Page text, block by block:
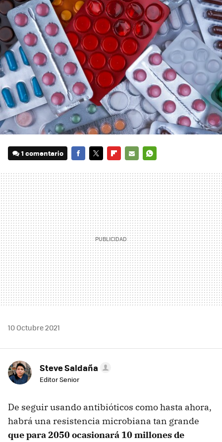
1 comentario
MAIL
10 Octubre 2021
Steve Saldaña
Editor Senior
De seguir usando antibióticos como hasta ahora,
habrá una resistencia microbiana tan grande
que para 2050 ocasionará 10 millones de